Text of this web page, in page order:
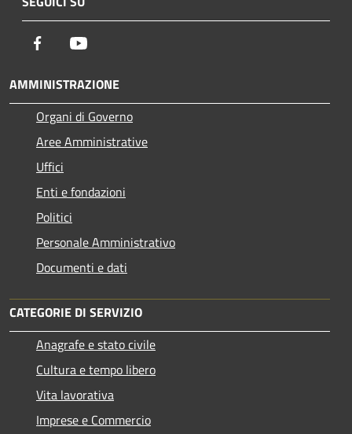
Facebook
AMMINISTRAZIONE
Organi di Governo
Aree Amministrative
Uffici
Enti e fondazioni
Politici
Personale Amministrativo
Documenti e dati
CATEGORIE DI SERVIZIO
Anagrafe e stato civile
Cultura e tempo libero
Vita lavorativa
Imprese e Commercio